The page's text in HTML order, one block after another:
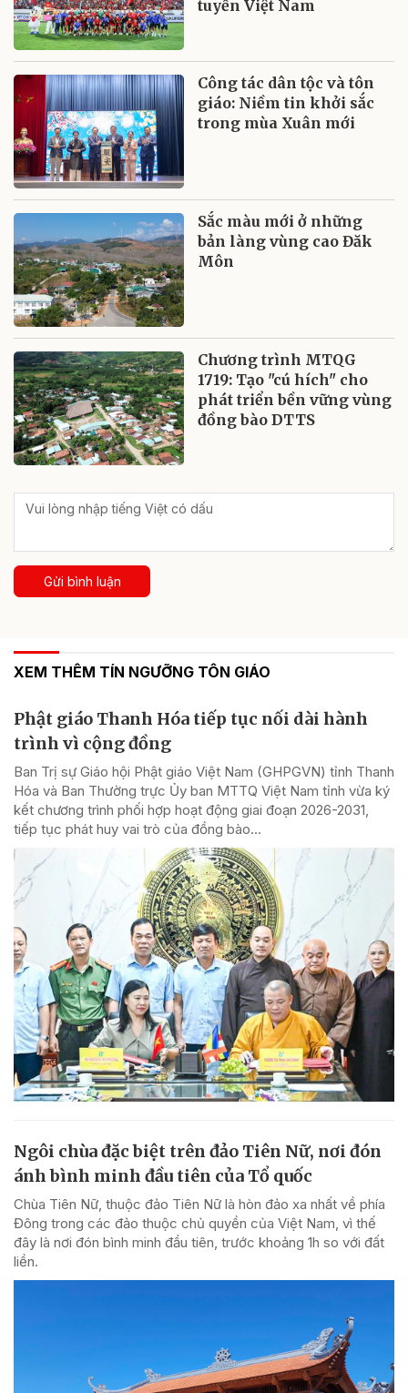
tuyển Việt Nam
Công tác dân tộc và tôn
giáo: Niềm tin khởi sắc
trong mùa Xuân mới
Sắc màu mới ở những
bản làng vùng cao Đăk
Môn
Chương trình MTQG
1719: Tạo "cú hích" cho
phát triển bền vững vùng
đồng bào DTTS
Gửi bình luận
XEM THÊM TÍN NGƯỠNG TÔN GIÁO
Phật giáo Thanh Hóa tiếp tục nối dài hành
trình vì cộng đồng
Ban Trị sự Giáo hội Phật giáo Việt Nam (GHPGVN) tỉnh Thanh
Hóa và Ban Thường trực Ủy ban MTTQ Việt Nam tỉnh vừa ký
kết chương trình phối hợp hoạt động giai đoạn 2026-2031,
tiếp tục phát huy vai trò của đồng bào...
Ngôi chùa đặc biệt trên đảo Tiên Nữ, nơi đón
ánh bình minh đầu tiên của Tổ quốc
Chùa Tiên Nữ, thuộc đảo Tiên Nữ là hòn đảo xa nhất về phía
Đông trong các đảo thuộc chủ quyền của Việt Nam, vì thế
đây là nơi đón bình minh đầu tiên, trước khoảng 1h so với đất
liền.